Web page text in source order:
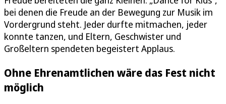
bei denen die Freude an der Bewegung zur Musik im
Vordergrund steht. Jeder durfte mitmachen, jeder
konnte tanzen, und Eltern, Geschwister und
Großeltern spendeten begeistert Applaus.
Ohne Ehrenamtlichen wäre das Fest nicht
möglich